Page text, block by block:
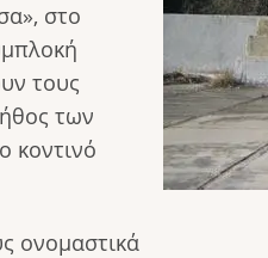
στο
τους
των
κοντινό
ονομαστικά